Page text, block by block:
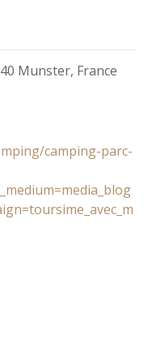
Munster, France
camping-parc-